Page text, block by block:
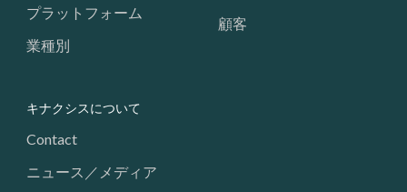
プラットフォーム
業種別
顧客
キナクシスについて
Contact
ニュース／メディア